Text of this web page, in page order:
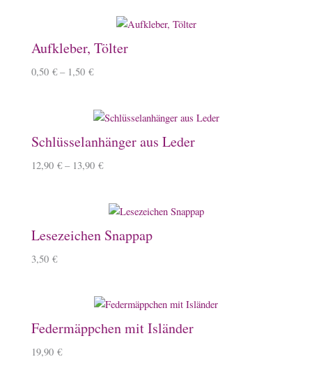
Aufkleber, Tölter
0,50 € – 1,50 €
Schlüsselanhänger aus Leder
12,90 € – 13,90 €
Lesezeichen Snappap
3,50 €
Federmäppchen mit Isländer
19,90 €